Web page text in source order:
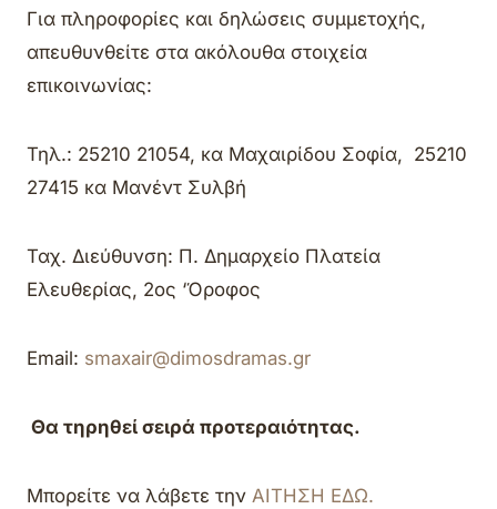
Για πληροφορίες και δηλώσεις συμμετοχής,
απευθυνθείτε στα ακόλουθα στοιχεία
επικοινωνίας:
Τηλ.: 25210 21054, κα Μαχαιρίδου Σοφία, 25210
27415 κα Μανέντ Συλβή
Ταχ. Διεύθυνση: Π. Δημαρχείο Πλατεία
Ελευθερίας, 2ος ‘Όροφος
Email: smaxair@dimosdramas.gr
Θα τηρηθεί σειρά προτεραιότητας.
Μπορείτε να λάβετε την ΑΙΤΗΣΗ ΕΔΩ.